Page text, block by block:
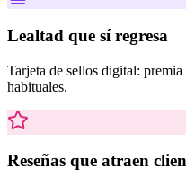
Lealtad que sí regresa
Tarjeta de sellos digital:
habituales.
Reseñas que atraen